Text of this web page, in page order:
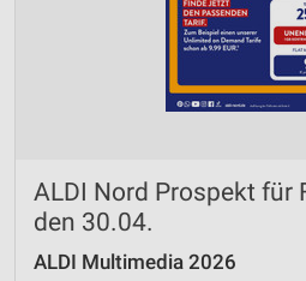
ALDI Nord Prospekt für
den 30.04.
ALDI Multimedia 2026